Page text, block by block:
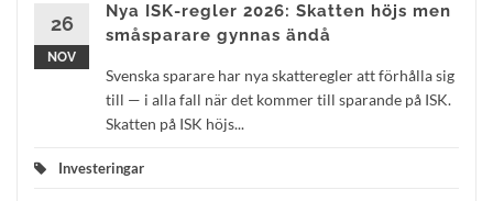
26
NOV
Nya ISK-regler 2026: Skatten höjs men
småsparare gynnas ändå
Svenska sparare har nya skatteregler att förhålla sig
till — i alla fall när det kommer till sparande på ISK.
Skatten på ISK höjs...
Investeringar